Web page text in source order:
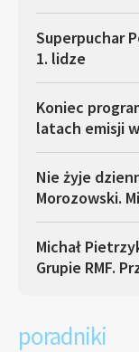
Superpuchar
1. lidze
Koniec
latach emisji
Nie żyje
Morozowski.
Michał
Grupie RMF.
poradniki